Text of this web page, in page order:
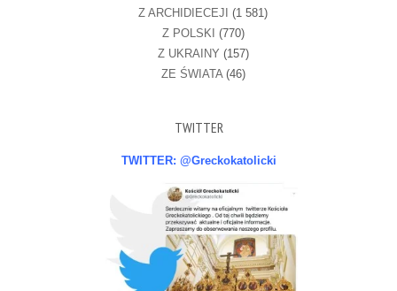
Z ARCHIDIECEJI (1 581)
Z POLSKI (770)
Z UKRAINY (157)
ZE ŚWIATA(46)
TWITTER
TWITTER: @Greckokatolicki